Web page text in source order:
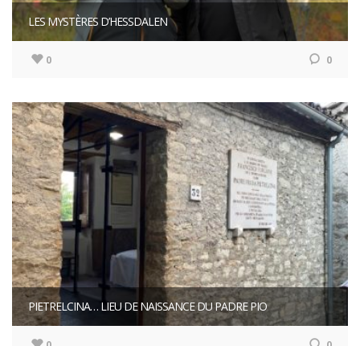
LES MYSTÈRES D’HESSDALEN
0 0
PIETRELCINA… LIEU DE NAISSANCE DU PADRE PIO